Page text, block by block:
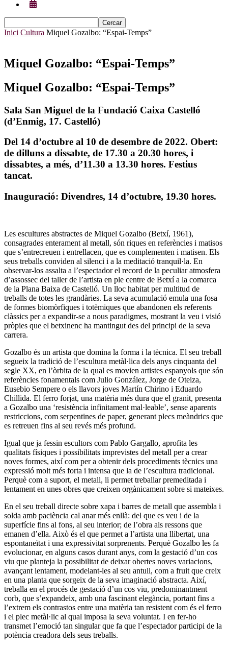
Inici Cultura Miquel Gozalbo: “Espai-Temps”
Miquel Gozalbo: “Espai-Temps”
Miquel Gozalbo: “Espai-Temps”
Sala San Miguel de la Fundació Caixa Castelló
(d’Enmig, 17. Castelló)
Del 14 d’octubre al 10 de desembre de 2022. Obert:
de dilluns a dissabte, de 17.30 a 20.30 hores, i
dissabtes, a més, d’11.30 a 13.30 hores. Festius
tancat.
Inauguració: Divendres, 14 d’octubre, 19.30 hores.
Les escultures abstractes de Miquel Gozalbo (Betxí, 1961),
consagrades enterament al metall, són riques en referències i matisos
que s’entrecreuen i entrellacen, que es complementen i matisen. Els
seus treballs conviden al silenci i a la meditació tranquil·la. En
observar-los assalta a l’espectador el record de la peculiar atmosfera
d’assossec del taller de l’artista en ple centre de Betxí a la comarca
de la Plana Baixa de Castelló. Un lloc habitat per multitud de
treballs de totes les grandàries. La seva acumulació emula una fosa
de formes biomòrfiques i totèmiques que abandonen els referents
clàssics per a expandir-se a nous paradigmes, mostrant la veu i visió
pròpies que el betxinenc ha mantingut des del principi de la seva
carrera.
Gozalbo és un artista que domina la forma i la tècnica. El seu treball
segueix la tradició de l’escultura metàl·lica dels anys cinquanta del
segle XX, en l’òrbita de la qual es movien artistes espanyols que són
referències fonamentals com Julio González, Jorge de Oteiza,
Eusebio Sempere o els llavors joves Martín Chirino i Eduardo
Chillida. El ferro forjat, una matèria més dura que el granit, presenta
a Gozalbo una ‘resistència infinitament mal·leable’, sense aparents
restriccions, com serpentines de paper, generant plecs meàndrics que
es retreuen fins al seu revés més profund.
Igual que ja fessin escultors com Pablo Gargallo, aprofita les
qualitats físiques i possibilitats imprevistes del metall per a crear
noves formes, així com per a obtenir dels procediments tècnics una
expressió molt més forta i intensa que la de l’escultura tradicional.
Perquè com a suport, el metall, li permet treballar premeditada i
lentament en unes obres que creixen orgànicament sobre si mateixes.
En el seu treball directe sobre xapa i barres de metall que assembla i
solda amb paciència cal anar més enllà: del que es veu i de la
superfície fins al fons, al seu interior; de l’obra als ressons que
emanen d’ella. Això és el que permet a l’artista una llibertat, una
espontaneïtat i una expressivitat sorprenents. Perquè Gozalbo les fa
evolucionar, en alguns casos durant anys, com la gestació d’un cos
viu que planteja la possibilitat de deixar obertes noves variacions,
avançant lentament, modelant-les al seu antull, com a fruit que creix
en una planta que sorgeix de la seva imaginació abstracta. Així,
treballa en el procés de gestació d’un cos viu, predominantment
corb, que s’expandeix, amb una fascinant elegància, portant fins a
l’extrem els contrastos entre una matèria tan resistent com és el ferro
i el plec metàl·lic al qual imposa la seva voluntat. I en fer-ho
transmet l’emoció tan singular que fa que l’espectador participi de la
potència creadora dels seus treballs.